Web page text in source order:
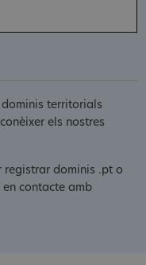
territorials
els nostres
registrar dominis .pt o
contacte amb